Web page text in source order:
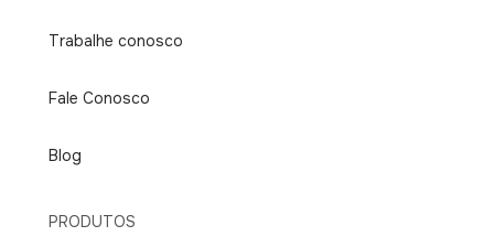
Trabalhe conosco
Fale Conosco
Blog
PRODUTOS